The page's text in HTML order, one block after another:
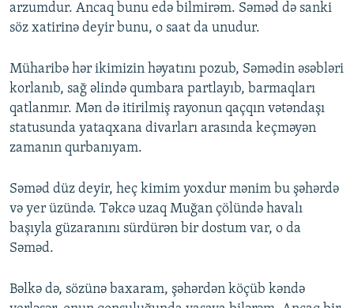
arzumdur. Ancaq bunu edə bilmirəm. Səməd də sanki
söz xatirinə deyir bunu, o saat da unudur.
Müharibə hər ikimizin həyatını pozub, Səmədin əsəbləri
korlanıb, sağ əlində qumbara partlayıb, barmaqları
qatlanmır. Mən də itirilmiş rayonun qaçqın vətəndaşı
statusunda yataqxana divarları arasında keçməyən
zamanın qurbanıyam.
Səməd düz deyir, heç kimim yoxdur mənim bu şəhərdə
və yer üzündə. Təkcə uzaq Muğan çölündə havalı
başıyla güzaranını sürdürən bir dostum var, o da
Səməd.
Bəlkə də, sözünə baxaram, şəhərdən köçüb kəndə